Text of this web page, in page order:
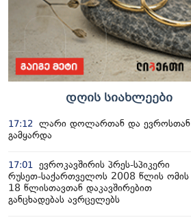
დღის სიახლეები
17:12
ლარი დოლართან და ევროსთან
გამყარდა
17:01
ევროკავშირის პრეს-სპიკერი
რუსეთ-საქართველოს 2008 წლის ომის
18 წლისთავთან დაკავშირებით
განცხადებას ავრცელებს